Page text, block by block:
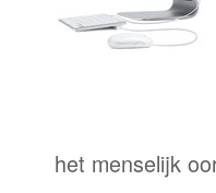
het menselijk